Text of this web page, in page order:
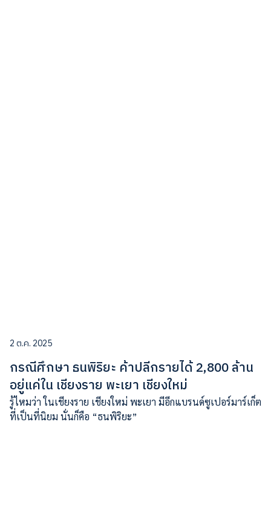
2 ต.ค. 2025
กรณีศึกษา ธนพิริยะ ค้าปลีกรายได้ 2,800 ล้าน
อยู่แค่ใน เชียงราย พะเยา เชียงใหม่
รู้ไหมว่า ในเชียงราย เชียงใหม่ พะเยา มีอีกแบรนด์ซูเปอร์มาร์เก็ต
ที่เป็นที่นิยม นั่นก็คือ “ธนพิริยะ”